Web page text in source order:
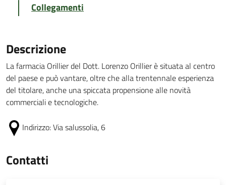
Collegamenti
Descrizione
La farmacia Orillier del Dott. Lorenzo Orillier è situata al centro
del paese e può vantare, oltre che alla trentennale esperienza
del titolare, anche una spiccata propensione alle novità
commerciali e tecnologiche.
Indirizzo:Via salussolia, 6
Contatti